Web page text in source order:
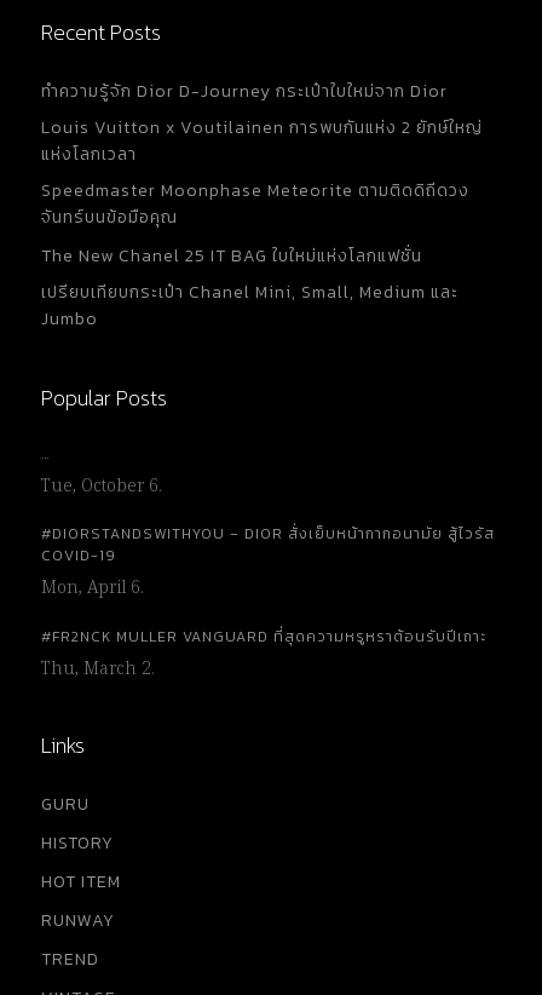
Recent Posts
ทำความรู้จัก Dior D-Journey กระเป๋าใบใหม่จาก Dior
Louis Vuitton x Voutilainen การพบกันแห่ง 2 ยักษ์ใหญ่
แห่งโลกเวลา
Speedmaster Moonphase Meteorite ตามติดดิถีดวง
จันทร์บนข้อมือคุณ
The New Chanel 25 IT BAG ใบใหม่แห่งโลกแฟชั่น
เปรียบเทียบกระเป๋า Chanel Mini, Small, Medium และ
Jumbo
Popular Posts
…
Tue, October 6.
#DIORSTANDSWITHYOU – DIOR สั่งเย็บหน้ากากอนามัย สู้ไวรัส
COVID-19
Mon, April 6.
#FR2NCK MULLER VANGUARD ที่สุดความหรูหราต้อนรับปีเถาะ
Thu, March 2.
Links
GURU
HISTORY
HOT ITEM
RUNWAY
TREND